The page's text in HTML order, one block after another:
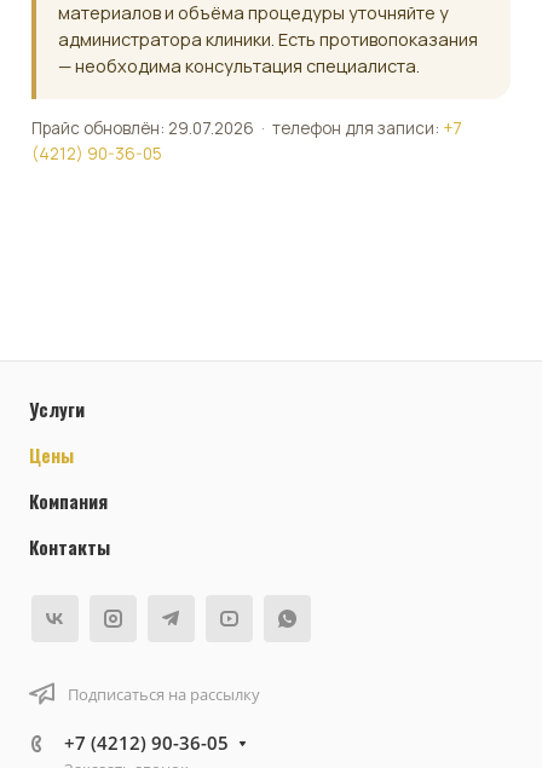
материалов и объёма процедуры уточняйте у
администратора клиники. Есть противопоказания
— необходима консультация специалиста.
Прайс обновлён: 29.07.2026 · телефон для записи: +7
(4212) 90-36-05
Услуги
Цены
Компания
Контакты
Подписаться на рассылку
+7 (4212) 90-36-05